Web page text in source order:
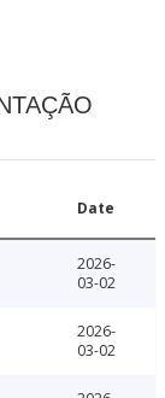
Date
2026-
03-02
2026-
03-02